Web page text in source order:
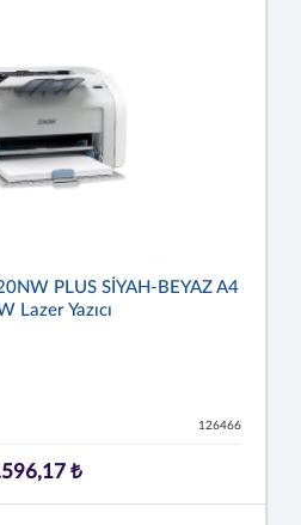
PLUS SİYAH-BEYAZ A4
Yazıcı
126466
₺